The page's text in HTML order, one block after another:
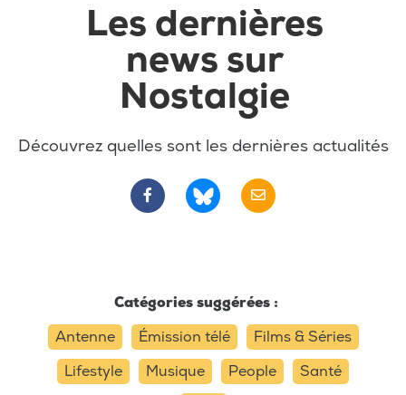
Les dernières
news sur
Nostalgie
Découvrez quelles sont les dernières actualités
Catégories suggérées :
Antenne
Émission télé
Films & Séries
Lifestyle
Musique People
Santé